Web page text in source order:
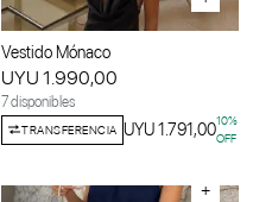
Vestido Mónaco
UYU 1.990,00
7 disponibles
TRANSFERENCIA UYU 1.791,0010%
OFF
+